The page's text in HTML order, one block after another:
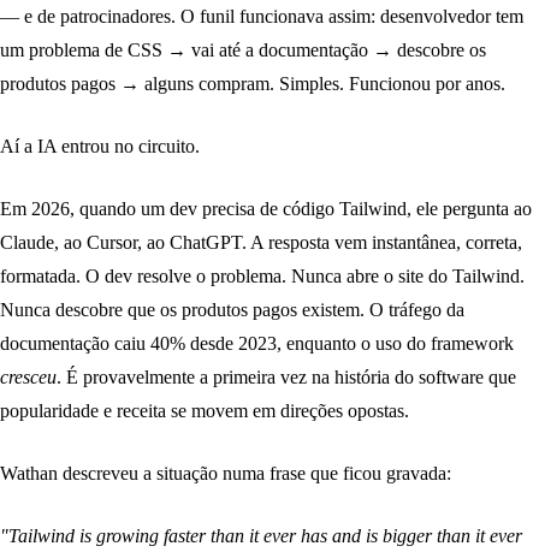
— e de patrocinadores. O funil funcionava assim: desenvolvedor tem
um problema de CSS → vai até a documentação → descobre os
produtos pagos → alguns compram. Simples. Funcionou por anos.
Aí a IA entrou no circuito.
Em 2026, quando um dev precisa de código Tailwind, ele pergunta ao
Claude, ao Cursor, ao ChatGPT. A resposta vem instantânea, correta,
formatada. O dev resolve o problema. Nunca abre o site do Tailwind.
Nunca descobre que os produtos pagos existem. O tráfego da
documentação caiu 40% desde 2023, enquanto o uso do framework
cresceu. É provavelmente a primeira vez na história do software que
popularidade e receita se movem em direções opostas.
Wathan descreveu a situação numa frase que ficou gravada:
"Tailwind is growing faster than it ever has and is bigger than it ever